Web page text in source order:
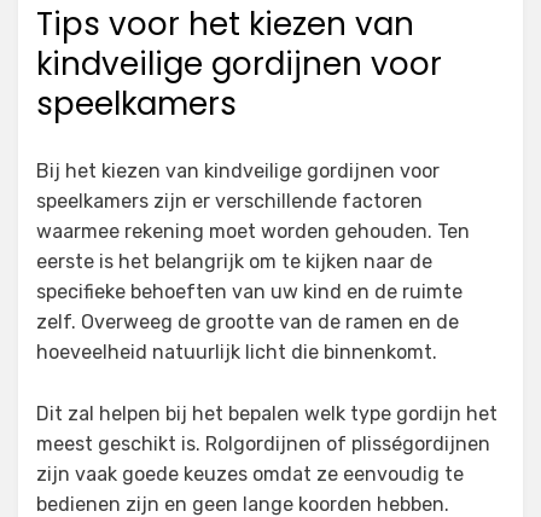
Tips voor het kiezen van
kindveilige gordijnen voor
speelkamers
Bij het kiezen van kindveilige gordijnen voor
speelkamers zijn er verschillende factoren
waarmee rekening moet worden gehouden. Ten
eerste is het belangrijk om te kijken naar de
specifieke behoeften van uw kind en de ruimte
zelf. Overweeg de grootte van de ramen en de
hoeveelheid natuurlijk licht die binnenkomt.
Dit zal helpen bij het bepalen welk type gordijn het
meest geschikt is. Rolgordijnen of plisségordijnen
zijn vaak goede keuzes omdat ze eenvoudig te
bedienen zijn en geen lange koorden hebben.